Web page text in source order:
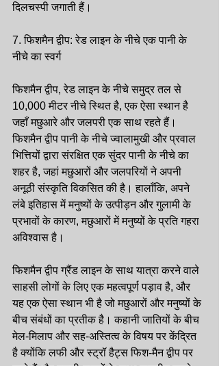
दिलचस्पी जगाती हैं।
7. फिशमैन द्वीप: रेड लाइन के नीचे एक पानी के
नीचे का स्वर्ग
फिशमैन द्वीप, रेड लाइन के नीचे समुद्र तल से
10,000 मीटर नीचे स्थित है, एक ऐसा स्थान है
जहाँ मछुआरे और जलपरी एक साथ रहते हैं।
फिशमैन द्वीप पानी के नीचे ज्वालामुखी और प्रवाल
भित्तियों द्वारा संरक्षित एक सुंदर पानी के नीचे का
शहर है, जहां मछुआरों और जलपरियों ने अपनी
अनूठी संस्कृति विकसित की है। हालाँकि, अपने
लंबे इतिहास में मनुष्यों के उत्पीड़न और गुलामी के
प्रभावों के कारण, मछुआरों में मनुष्यों के प्रति गहरा
अविश्वास है।
फिशमैन द्वीप ग्रैंड लाइन के साथ यात्रा करने वाले
साहसी लोगों के लिए एक महत्वपूर्ण पड़ाव है, और
यह एक ऐसा स्थान भी है जो मछुआरों और मनुष्यों के
बीच संबंधों का प्रतीक है। कहानी जातियों के बीच
मेल-मिलाप और सह-अस्तित्व के विषय पर केंद्रित
है क्योंकि लफी और स्ट्रॉ हैट्स फिश-मैन द्वीप पर